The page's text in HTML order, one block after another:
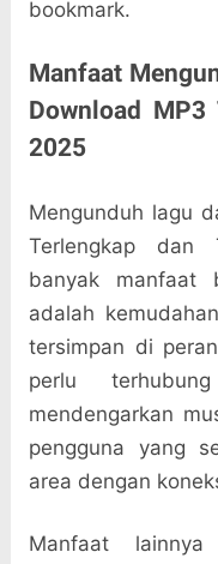
bookmark.
Manfaat
Download MP3
2025
Mengunduh lagu
Terlengkap dan
banyak manfaat
adalah
tersimpan di
perlu
mendengarkan
pengguna yang
area dengan
Manfaat